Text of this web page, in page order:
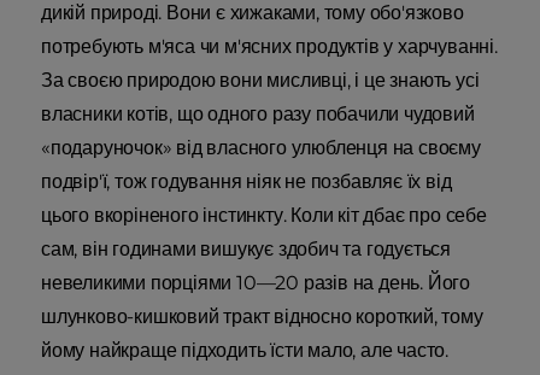
дикій природі. Вони є хижаками, тому обо'язково
потребують м'яса чи м'ясних продуктів у харчуванні.
За своєю природою вони мисливці, і це знають усі
власники котів, що одного разу побачили чудовий
«подаруночок» від власного улюбленця на своєму
подвір'ї, тож годування ніяк не позбавляє їх від
цього вкоріненого інстинкту. Коли кіт дбає про себе
сам, він годинами вишукує здобич та годується
невеликими порціями 10—20 разів на день. Його
шлунково-кишковий тракт відносно короткий, тому
йому найкраще підходить їсти мало, але часто.